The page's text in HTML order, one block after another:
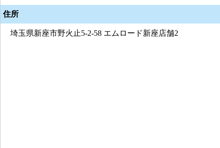
住所
埼玉県新座市野火止5-2-58 エムロード新座店舗2